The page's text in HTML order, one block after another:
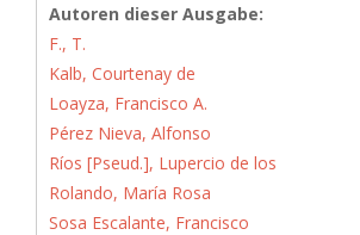
Autoren dieser Ausgabe:
F., T.
Kalb, Courtenay de
Loayza, Francisco A.
Pérez Nieva, Alfonso
Ríos [Pseud.], Lupercio de los
Rolando, María Rosa
Sosa Escalante, Francisco